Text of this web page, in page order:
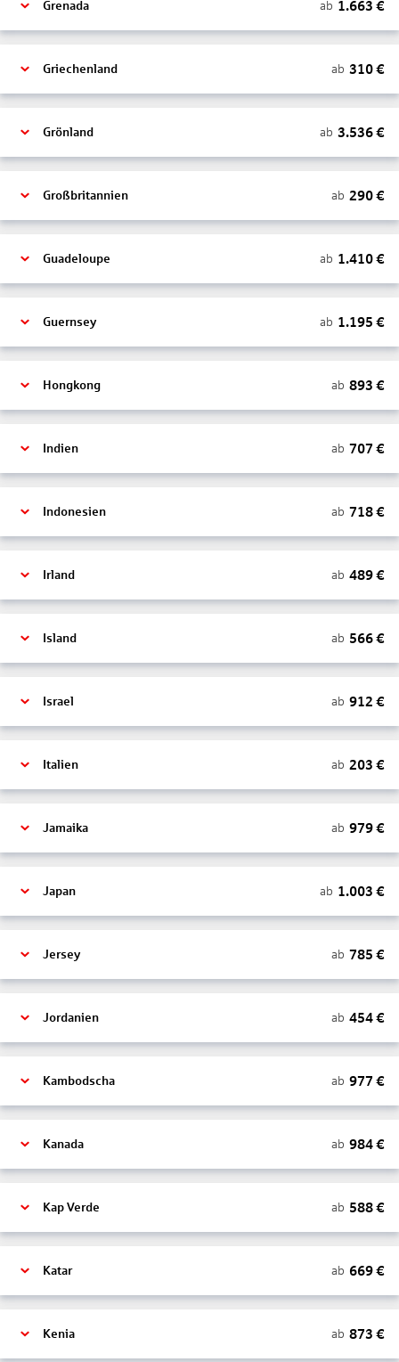
Grenada ab 1.663 €
Griechenland ab 310€
Grönland ab 3.536€
Großbritannien ab 290€
Guadeloupe ab 1.410€
Guernsey ab 1.195 €
Hongkong ab 893 €
Indien ab 707 €
Indonesien ab 718€
Irland ab 489€
Island ab 566€
Israel ab 912 €
Italien ab 203 €
Jamaika ab 979€
Japan ab 1.003 €
Jersey ab 785 €
Jordanien ab 454€
Kambodscha ab 977 €
Kanada ab 984€
Kap Verde ab 588€
Katar ab 669€
Kenia ab 873 €